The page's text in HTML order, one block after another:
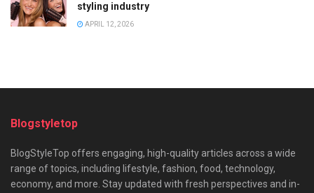
styling industry
APRIL 12, 2026
Blogstyletop
BlogStyleTop offers engaging, high-quality articles across a wide
range of topics, including lifestyle, fashion, food, technology,
economy, and more. Stay updated with fresh perspectives and in-